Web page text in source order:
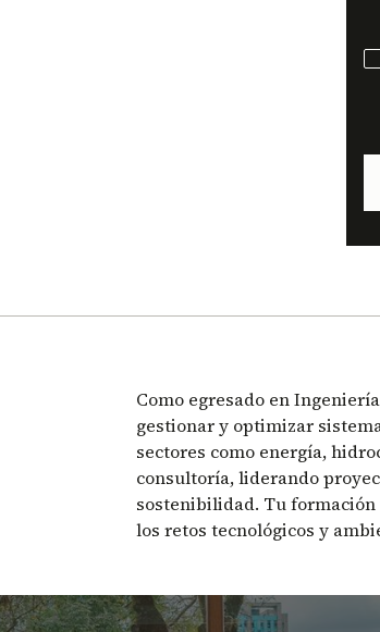
Como egresado en
gestionar y optimizar
sectores como energía,
consultoría, liderando
sostenibilidad. Tu
los retos tecnológicos y